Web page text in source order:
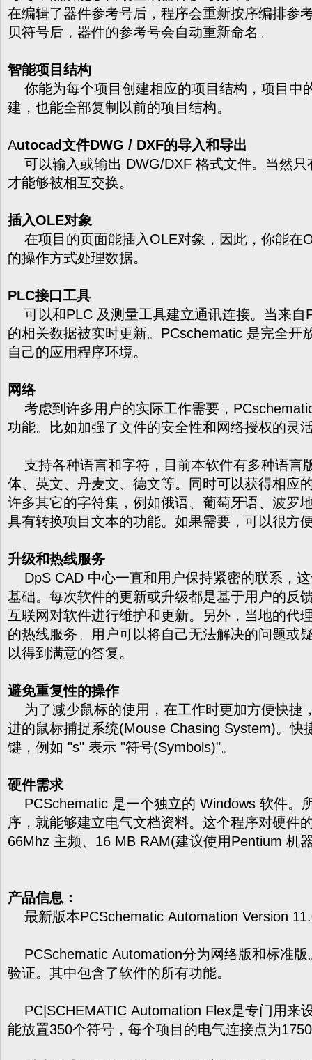
在编辑了器件参考号后，程序会重新按序编排参
贝符号后，器件的参考号会自动重新命名。
智能项目结构
你能为每个项目创建相应的项目结构，项目中
建，也能全部复制以前的项目结构。
Autocad文件DWG / DXF的导入和导出
可以输入或输出 DWG/DXF 格式文件。当然只
才能够被相互交换。
插入OLE对象
在项目的页面能插入OLE对象，因此，你能在
的操作方式处理数据。
PLC接口工具
可以和PLC 及测量工具建立通讯连接。当来自
的相关数据被实时更新。PCschematic 是完全开
自己的应用程序环境。
网络
考虑到许多用户的实际工作需要，
功能。比如加强了文件的安全性和网络授权的灵
支持各种语言和字符，目前本软件有多种语言
体、英文、丹麦文、德文等。同时可以获得相应
许多其它的字符集，例如俄语、葡萄牙语、波罗
具有转换项目文本的功能。如果需要，可以很方
升级和热线服务
DpS CAD 中心一直和用户保持紧密的联系，
基础。每次软件的更新或升级都是基于用户的反
互联网对软件进行维护和更新。另外，当地的代
的热线服务。用户可以将自己无法解决的问题或
以得到满意的答复。
避免重复性的操作
为了减少鼠标的使用，在工作时更加方便快捷
进的鼠标捕捉系统(Mouse Chasing System)。快
键，例如 "s" 表示 "符号(Symbols)"。
硬件需求
PCSchematic 是一个独立的 Windows 软件。
序，就能够建立电气文档资料。这个程序对硬件
66Mhz 主频、16 MB RAM(建议使用Pentium 机
产品信息：
最新版本PCSchematic Automation Version
PCSchematic Automation分为网络版和标准版
验证。其中包含了软件的所有功能。
PC|SCHEMATIC Automation Flex是专门用来
能放置350个符号，每个项目的电气连接点为